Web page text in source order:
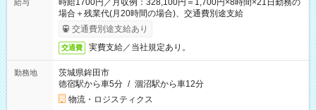
給与
時給1700円／月収例：328,100円＝1,700円×8時間×21日勤務の
場合＋残業代(月20時間の場合)、交通費別途支給
交通費別途支給あり
交通費 実費支給／当社規定あり。
勤務地
茨城県鉾田市
徳宿駅から車5分 / 涸沼駅から車12分
物流・ロジスティクス